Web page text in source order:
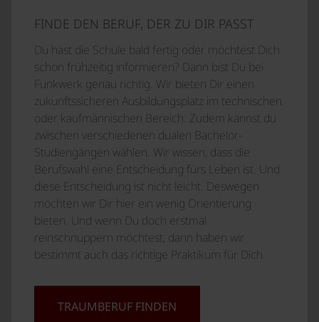
FINDE DEN BERUF, DER ZU DIR PASST
Du hast die Schule bald fertig oder möchtest Dich
schon frühzeitig informieren? Dann bist Du bei
Funkwerk genau richtig. Wir bieten Dir einen
zukunftssicheren Ausbildungsplatz im technischen
oder kaufmännischen Bereich. Zudem kannst du
zwischen verschiedenen dualen Bachelor-
Studiengängen wählen. Wir wissen, dass die
Berufswahl eine Entscheidung fürs Leben ist. Und
diese Entscheidung ist nicht leicht. Deswegen
möchten wir Dir hier ein wenig Orientierung
bieten. Und wenn Du doch erstmal
reinschnuppern möchtest, dann haben wir
bestimmt auch das richtige Praktikum für Dich.
TRAUMBERUF FINDEN